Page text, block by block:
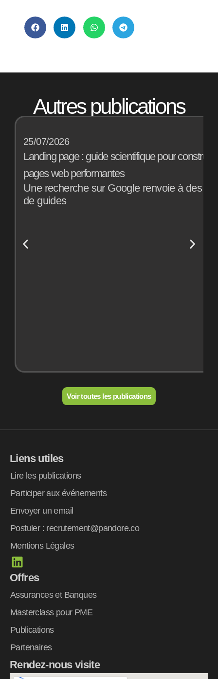
Autres publications
25/07/2026
Landing page : guide scientifique pour
pages web performantes
Une recherche sur Google renvoie à des
de guides
Voir toutes les publications
Liens utiles
Lire les publications
Participer aux événements
Envoyer un email
Postuler : recrutement@pandore.co
Mentions Légales
L
i
n
k
e
i
n
Offres
Assurances et Banques
Masterclass pour PME
Publications
Partenaires
Rendez-nous visite